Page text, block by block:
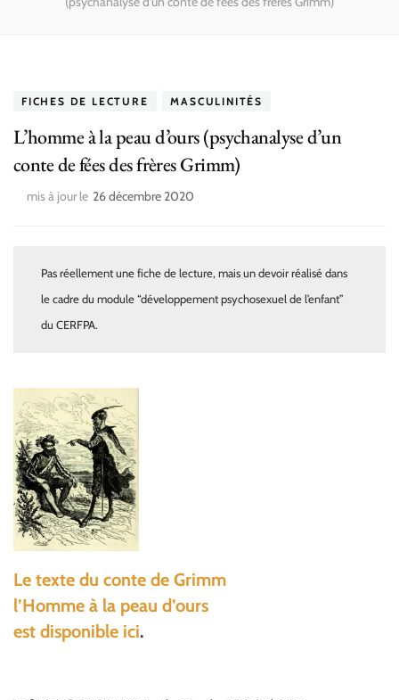
FICHES DE LECTURE MASCULINITÉS
L’homme à la peau d’ours (psychanalyse d’un
conte de fées des frères Grimm)
mis à jour le 26 décembre 2020
Pas réellement une fiche de lecture, mais un devoir réalisé dans
le cadre du module “développement psychosexuel de l’enfant”
du CERFPA.
Le texte du conte de Grimm
l’Homme à la peau d’ours
est disponible ici.